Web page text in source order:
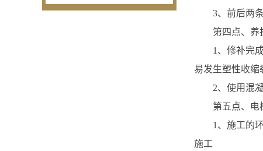
3、前后两条
第四点、养
1、修补完成
易发生塑性收缩
2、使用混凝
第五点、电梯
1、施工的环
施工